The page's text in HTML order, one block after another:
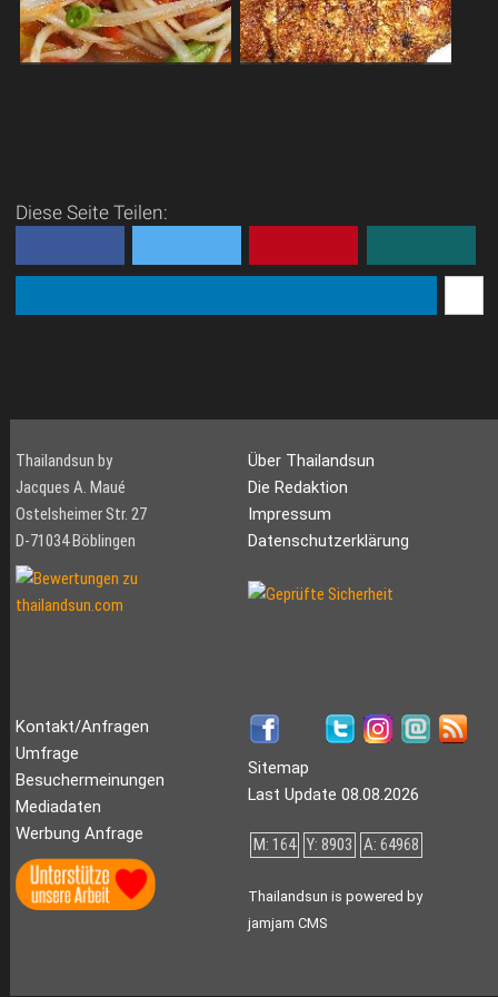
"höllisch", aber unter den
drei beliebtesten
Anregungen in allen Küchen
Diese Seite Teilen:
Thailandsun by
Jacques A. Maué
Ostelsheimer Str. 27
D-71034 Böblingen
Über Thailandsun
Die Redaktion
Impressum
Datenschutzerklärung
Kontakt/Anfragen
Umfrage
Besuchermeinungen
Mediadaten
Werbung Anfrage
Sitemap
Last Update 08.08.2026
M: 164 Y: 8903 A: 64968
Thailandsun is powered by
jamjam CMS